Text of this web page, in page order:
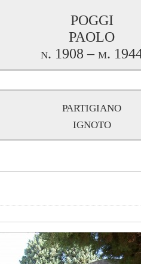
POGGI
PAOLO
n. 1908 – m.
partigiano
ignoto